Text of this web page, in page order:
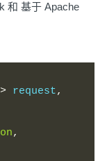
和 基于 Apache
request,
,